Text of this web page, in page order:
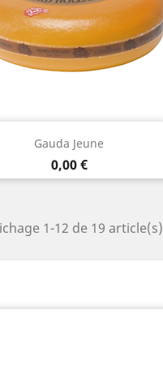
Gauda Jeune
Prix
0,00 €
Aperçu rapide
1-12 de 19 article(s)